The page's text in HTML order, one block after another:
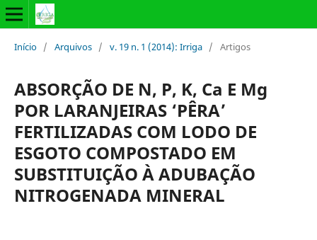
Início / Arquivos / v. 19 n. 1 (2014): Irriga / Artigos
ABSORÇÃO DE N, P, K, Ca E Mg
POR LARANJEIRAS ‘PÊRA’
FERTILIZADAS COM LODO DE
ESGOTO COMPOSTADO EM
SUBSTITUIÇÃO À ADUBAÇÃO
NITROGENADA MINERAL